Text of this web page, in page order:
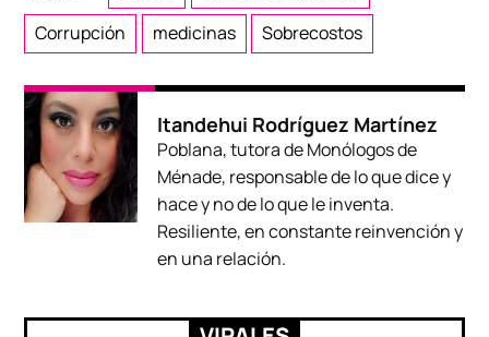
Corrupción
medicinas Sobrecostos
Itandehui Rodríguez Martínez
Poblana, tutora de Monólogos de
Ménade, responsable de lo que dice y
hace y no de lo que le inventa.
Resiliente, en constante reinvención y
en una relación.